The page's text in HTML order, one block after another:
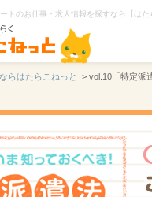
トのお仕事・求人情報を探すなら【はた
らはたらこねっと > vol.10「特定派